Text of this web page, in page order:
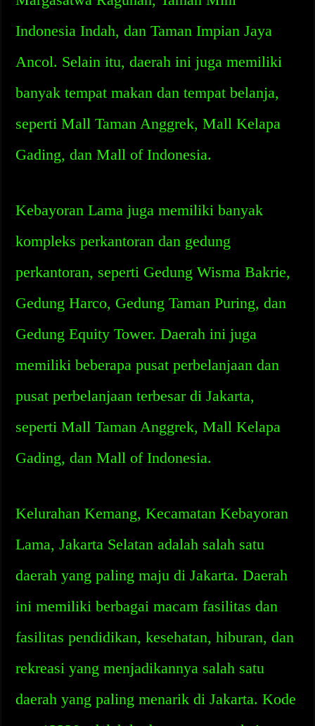
Indonesia Indah, dan Taman Impian Jaya
Ancol. Selain itu, daerah ini juga memiliki
banyak tempat makan dan tempat belanja,
seperti Mall Taman Anggrek, Mall Kelapa
Gading, dan Mall of Indonesia.
Kebayoran Lama juga memiliki banyak
kompleks perkantoran dan gedung
perkantoran, seperti Gedung Wisma Bakrie,
Gedung Harco, Gedung Taman Puring, dan
Gedung Equity Tower. Daerah ini juga
memiliki beberapa pusat perbelanjaan dan
pusat perbelanjaan terbesar di Jakarta,
seperti Mall Taman Anggrek, Mall Kelapa
Gading, dan Mall of Indonesia.
Kelurahan Kemang, Kecamatan Kebayoran
Lama, Jakarta Selatan adalah salah satu
daerah yang paling maju di Jakarta. Daerah
ini memiliki berbagai macam fasilitas dan
fasilitas pendidikan, kesehatan, hiburan, dan
rekreasi yang menjadikannya salah satu
daerah yang paling menarik di Jakarta. Kode